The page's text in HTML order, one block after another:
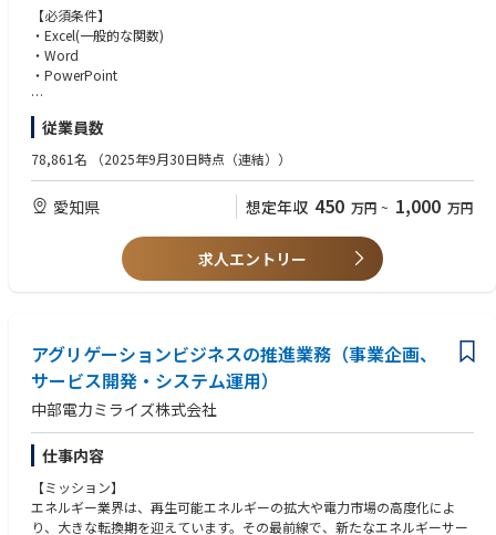
調達部の役割・ミッションは、Quality(高品質)、Delivery(納期納入)、Cost
(より安価に)を意識･向上しながら、構造体製造に必要な航空機用材料や部
品を国内外の取引先から購入し、強靭なサプライチェーン構築と持続的成
長を実現することとなります。
加工外注グループの役割・ミッションは、取引先に材料や部品を支給し、
仕様･要求通りに加工(機械加工・板金・複合材他)・組立し、計画期日での
製造・納品を実現できるように、取引先を選定・発注から納品までの業務
プロセスの最適化を通じて、民間機セグメントの持続的成長と事業目標達
成に貢献することです。
開拓･選定・育成・評価、価格調査･折衝、契約、発注、関連部門との調整
等を行い、最適な購入を実現することとなります。
加工外注購買の取引先選定・育成・評価、価格調査･折衝、契約、発注、
関連部門との調整等部品加工及び組立作業の発注・管理業務に従事いただ
きます。
・使用ツール：調達支援システム、Excel、Access、Word
【期待する役割】
・社内関連部門と連携しながら、最適な取引先を選定・発注し、サプライ
チェーン構築をリードしていただく。
・民間機セグメントの加工外注購買戦略の策定・推進を担っていただくポ
【必須条件】
・Excel(一般的な関数)
・Word
・PowerPoint
【尚可条件】
・VBAやAccessなどのデータ処理スキル
・英語でのコミュニケーションスキル
従業員数
78,861名 （2025年9月30日時点（連結））
愛知県 想定年収 450 万円 ~ 1,000 万円
求人エントリー
アグリゲーションビジネスの推進業務（事業企画、
サービス開発・システム運用）
中部電力ミライズ株式会社
仕事内容
【ミッション】
エネルギー業界は、再生可能エネルギーの拡大や電力市場の高度化によ
り、大きな転換期を迎えています。その最前線で、新たなエネルギーサー